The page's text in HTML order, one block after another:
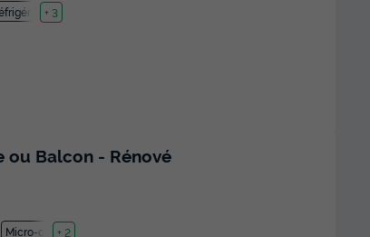
+ 3
ou Balcon - Rénové
Micro-ondes
+ 2